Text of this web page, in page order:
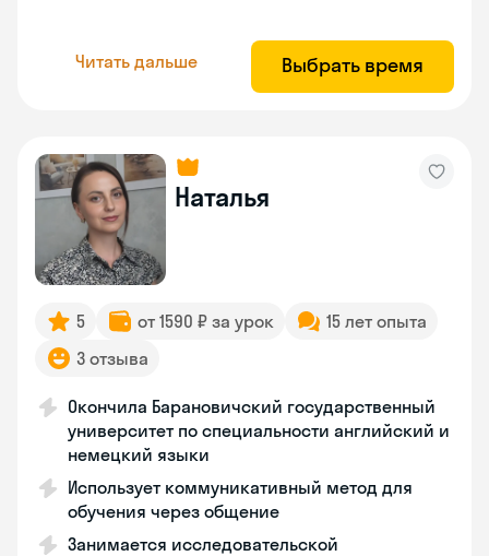
Читать дальше Выбрать время
Наталья
5 от 1590 ₽ за урок
15 лет опыта
3 отзыва
Окончила Барановичский государственный
университет по специальности английский и
немецкий языки
Использует коммуникативный метод для
обучения через общение
Занимается исследовательской